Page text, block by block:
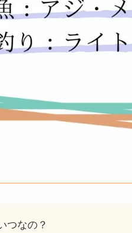
つなの？